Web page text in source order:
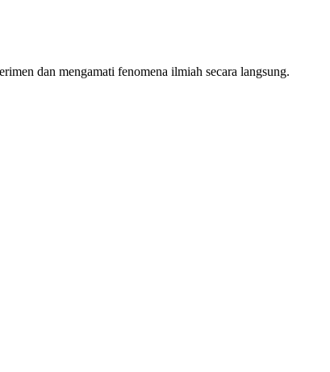
dan mengamati fenomena ilmiah secara langsung.